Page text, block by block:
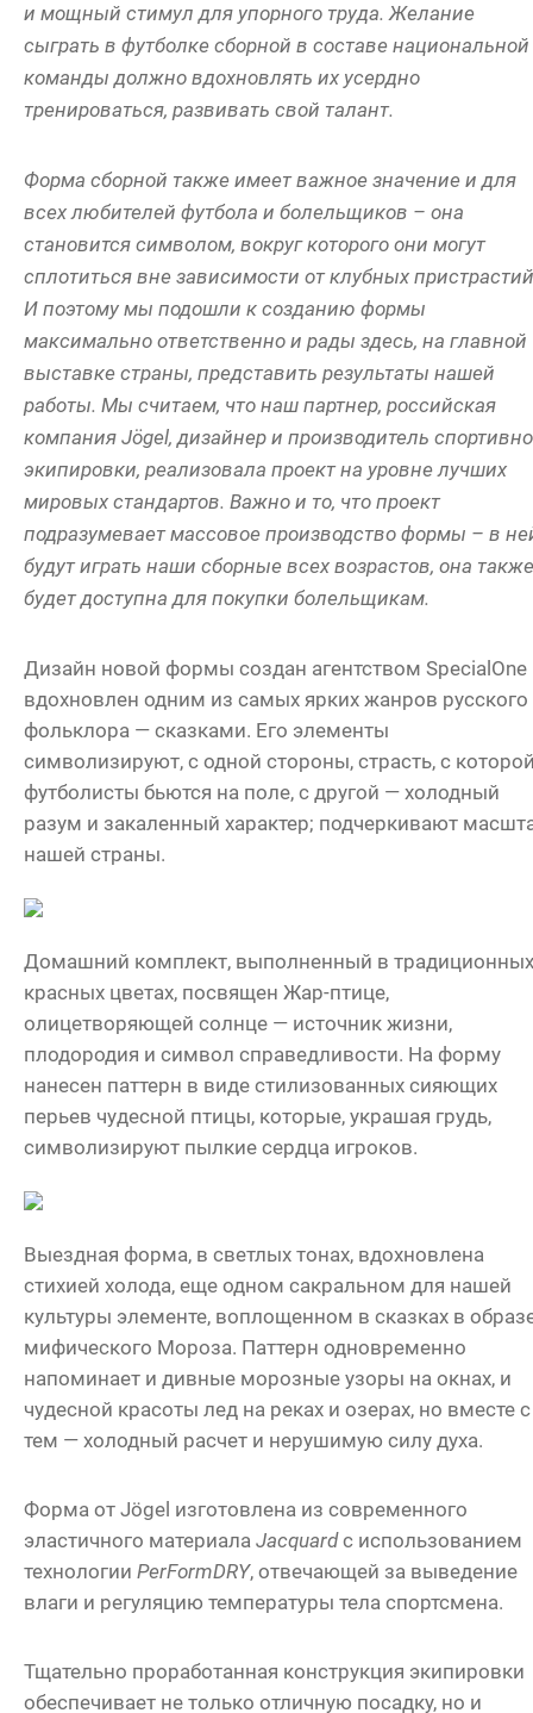
и мощный стимул для упорного труда. Желание
сыграть в футболке сборной в составе национальной
команды должно вдохновлять их усердно
тренироваться, развивать свой талант.
Форма сборной также имеет важное значение и для
всех любителей футбола и болельщиков – она
становится символом, вокруг которого они могут
сплотиться вне зависимости от клубных
И поэтому мы подошли к созданию формы
максимально ответственно и рады здесь, на главной
выставке страны, представить результаты нашей
работы. Мы считаем, что наш партнер, российская
компания Jögel, дизайнер и производитель
экипировки, реализовала проект на уровне лучших
мировых стандартов. Важно и то, что проект
подразумевает массовое производство формы – в
будут играть наши сборные всех возрастов, она также
будет доступна для покупки болельщикам.
Дизайн новой формы создан агентством SpecialOne
вдохновлен одним из самых ярких жанров русского
фольклора — сказками. Его элементы
символизируют, с одной стороны, страсть, с
футболисты бьются на поле, с другой — холодный
разум и закаленный характер; подчеркивают
нашей страны.
Домашний комплект, выполненный в традиционных
красных цветах, посвящен Жар-птице,
олицетворяющей солнце — источник жизни,
плодородия и символ справедливости. На форму
нанесен паттерн в виде стилизованных сияющих
перьев чудесной птицы, которые, украшая грудь,
символизируют пылкие сердца игроков.
Выездная форма, в светлых тонах, вдохновлена
стихией холода, еще одном сакральном для нашей
культуры элементе, воплощенном в сказках в
мифического Мороза. Паттерн одновременно
напоминает и дивные морозные узоры на окнах, и
чудесной красоты лед на реках и озерах, но вместе с
тем — холодный расчет и нерушимую силу духа.
Форма от Jögel изготовлена из современного
эластичного материала Jacquardс использованием
технологии PerFormDRY, отвечающей за выведение
влаги и регуляцию температуры тела спортсмена.
Тщательно проработанная конструкция экипировки
обеспечивает не только отличную посадку, но и